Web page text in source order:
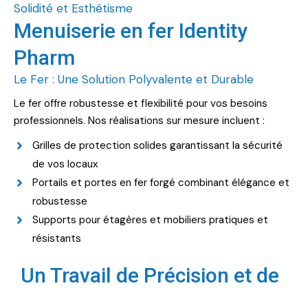
Solidité et Esthétisme
Menuiserie en fer Identity
Pharm
Le Fer : Une Solution Polyvalente et Durable
Le fer offre robustesse et flexibilité pour vos besoins
professionnels. Nos réalisations sur mesure incluent :
Grilles de protection solides garantissant la sécurité
de vos locaux
Portails et portes en fer forgé combinant élégance et
robustesse
Supports pour étagères et mobiliers pratiques et
résistants
Un Travail de Précision et de